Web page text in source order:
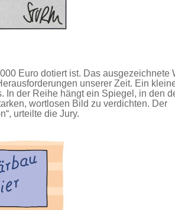
Euro dotiert ist. Das ausgezeichnete
unserer Zeit. Ein
In der Reihe hängt ein Spiegel, in den
wortlosen Bild zu verdichten. Der
urteilte die Jury.